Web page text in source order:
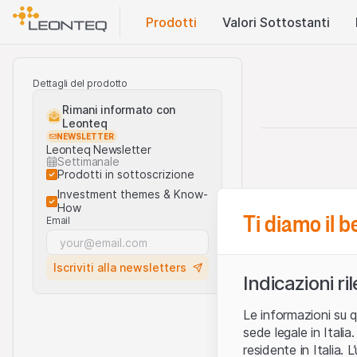
Prodotti Valori Sottostanti
Dettagli del prodotto
Rimani informato con
Leonteq
NEWSLETTER
Leonteq Newsletter
Settimanale
Prodotti in sottoscrizione
Investment themes & Know-
How
Email
Iscriviti alla newsletters
Ti diamo il
Indicazioni
Le informazioni su
sede legale in
residente in Italia.